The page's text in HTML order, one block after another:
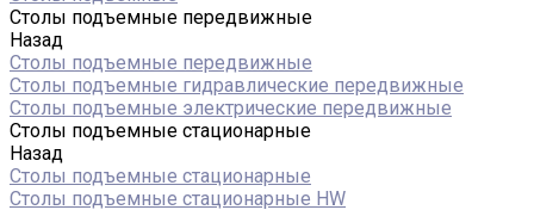
Столы подъемные передвижные
Назад
Столы подъемные передвижные
Столы подъемные гидравлические передвижные
Столы подъемные электрические передвижные
Столы подъемные стационарные
Назад
Столы подъемные стационарные
Столы подъемные стационарные HW